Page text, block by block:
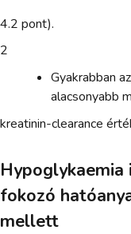
4.2 pont).
2
Gyakrabban
alacsonyabb
kreatinin-clearance
Hypoglykaemia
fokozó
mellett